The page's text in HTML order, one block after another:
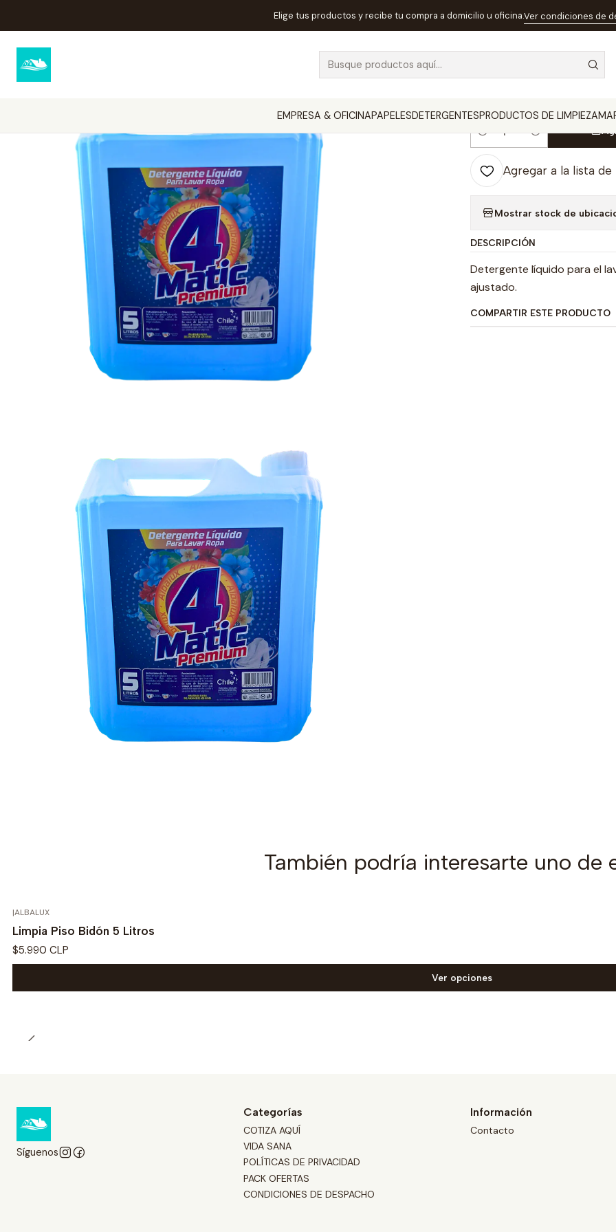
EMPRESA & OFICINAPAPELESDETERGENTESPRODUCTOS DE LIMPIEZA
Elige tus productos y recibe tu compra a domicilio u oficina.Ver condiciones de
Inicio DETERGENTES Detergente Líquido 4 Matic Premium 5
Detergente
Cantidad
Agregar a la lista
Mostrar stock de
DESCRIPCIÓN
Detergente líquido para el
ajustado.
COMPARTIR ESTE PRODUCTO
También podría interesarte uno de
|ALBALUX
Limpia Piso Bidón 5 Litros
$5.990 CLP
Ver opciones
Síguenos
Categorías
COTIZA AQUÍ
VIDA SANA
POLÍTICAS DE PRIVACIDAD
PACK OFERTAS
CONDICIONES DE DESPACHO
Información
Contacto